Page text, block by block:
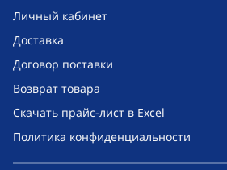
Личный кабинет
Доставка
Договор поставки
Возврат товара
Скачать прайс-лист в Excel
Политика конфиденциальности